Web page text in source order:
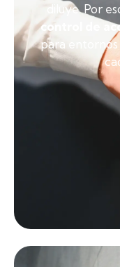
diluye. Por
control de
para